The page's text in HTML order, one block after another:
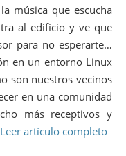
música que escucha
al edificio y ve que
para no esperarte…
en un entorno Linux
son nuestros vecinos
en una comunidad
más receptivos y
Leer artículo completo